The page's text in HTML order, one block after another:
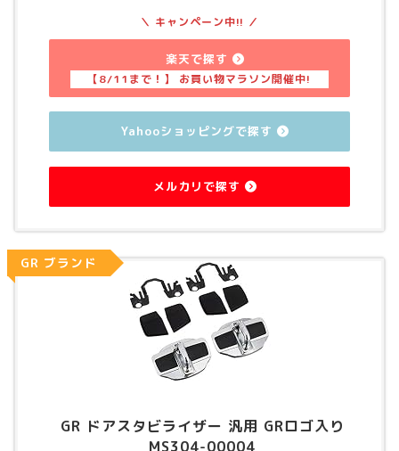
楽天で探す
Yahooショッピングで探す
メルカリで探す
GR ドアスタビライザー 汎用 GRロゴ入り
MS304-00004
GR ブランド